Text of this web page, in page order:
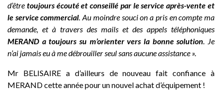
d’être toujours écouté et conseillé par le service après-vente et
le service commercial. Au moindre souci on a pris en compte ma
demande, et à travers des mails et des appels téléphoniques
MERAND a toujours su m’orienter vers la bonne solution. Je
n’ai jamais eu à me débrouiller seul sans aucune assistance ».
Mr BELISAIRE a d’ailleurs de nouveau fait confiance à
MERAND cette année pour un nouvel achat d’équipement !